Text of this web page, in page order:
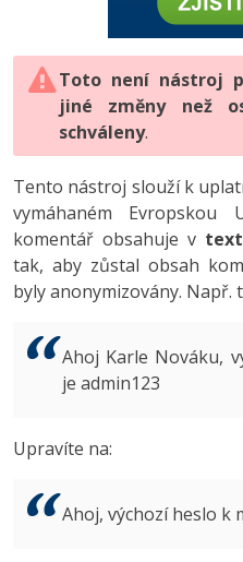
HTML5, CSS3,
SQL a databáze
Testování a
UML a návrhové
React
Spring
ASP.NET MVC
Best practices
PHP
JavaScript
Python
HTML / CSS
UML a návrhové
MySQL/MariaDB
MS-SQL
Vývojář mobilních
C# Game
Tester
Systémový
3D grafik
Copywriter
-80%
JavaScript -80%
PHP -80%
Swift -80%
Kotlin -80%
VB.NET
Algoritmy -41%
Digitální
Marketing
WordPress
SEO
UX
Business
Copywriting
Photoshop -80%
Adobe Illustrator -
Adobe Lightroom
Adobe XD
Adobe InDesign -
Adobe After
Inkscape
Toto není nástroj
jiné změny než
schváleny.
Tento nástroj slouží k
vymáhaném Evropskou
komentář obsahuje v
tak, aby zůstal obsah
byly anonymizovány. Např.
Ahoj Karle Nováku,
je admin123
Upravíte na:
Ahoj, výchozí heslo k